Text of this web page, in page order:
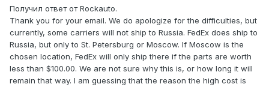
Получил ответ от Rockauto.
Thank you for your email. We do apologize for the difficulties, but
currently, some carriers will not ship to Russia. FedEx does ship to
Russia, but only to St. Petersburg or Moscow. If Moscow is the
chosen location, FedEx will only ship there if the parts are worth
less than $100.00. We are not sure why this is, or how long it will
remain that way. I am guessing that the reason the high cost is